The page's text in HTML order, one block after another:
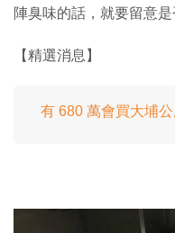
陣臭味的話，就要留意是
【精選消息】
有 680 萬會買大埔